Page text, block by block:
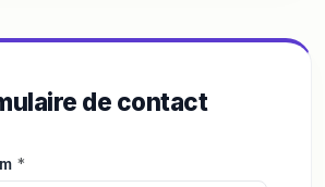
de contact
*